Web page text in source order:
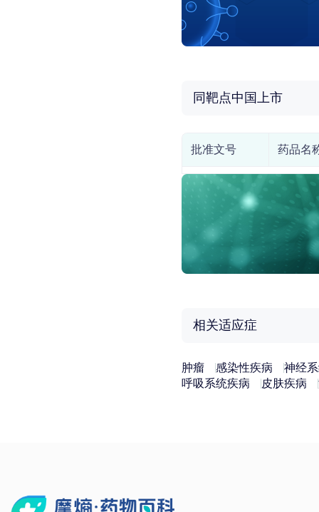
同靶点中国上市
批准文号 药品名
相关适应症
肿瘤 感染性疾病
神经
呼吸系统疾病
皮肤疾病